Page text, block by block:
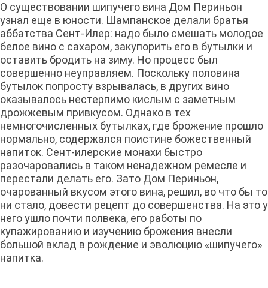
О существовании шипучего вина Дом Периньон
узнал еще в юности. Шампанское делали братья
аббатства Сент-Илер: надо было смешать молодое
белое вино с сахаром, закупорить его в бутылки и
оставить бродить на зиму. Но процесс был
совершенно неуправляем. Поскольку половина
бутылок попросту взрывалась, в других вино
оказывалось нестерпимо кислым с заметным
дрожжевым привкусом. Однако в тех
немногочисленных бутылках, где брожение прошло
нормально, содержался поистине божественный
напиток. Сент-илерские монахи быстро
разочаровались в таком ненадежном ремесле и
перестали делать его. Зато Дом Периньон,
очарованный вкусом этого вина, решил, во что бы то
ни стало, довести рецепт до совершенства. На это у
него ушло почти полвека, его работы по
купажированию и изучению брожения внесли
большой вклад в рождение и эволюцию «шипучего»
напитка.